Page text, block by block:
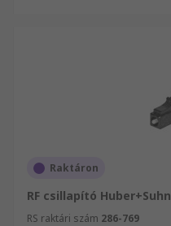
Raktáron
RF csillapító
RS raktári szám 286-769